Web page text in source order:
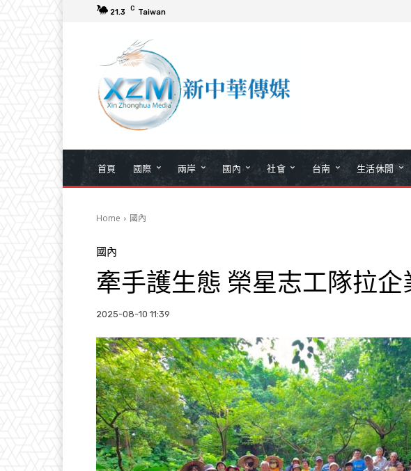
21.3 C Taiwan
首頁 國際 兩岸 國內 社會 台南 生活休閒
Home 國內
國內
牽手護生態 榮星志工隊拉
2025-08-10 11:39